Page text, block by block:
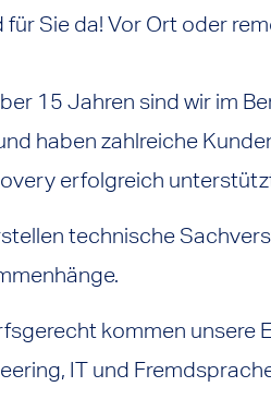
für Sie da! Vor Ort oder
15 Jahren sind wir im
haben zahlreiche
erfolgreich
technische
kommen unsere
IT und